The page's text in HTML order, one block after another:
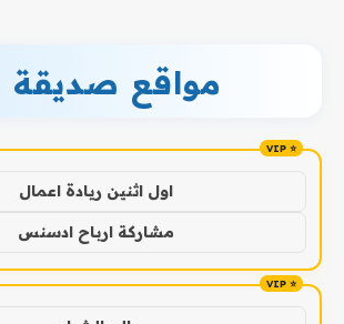
مواقع صديقة
اول اثنين ريادة اعمال
مشاركة ارباح ادسنس